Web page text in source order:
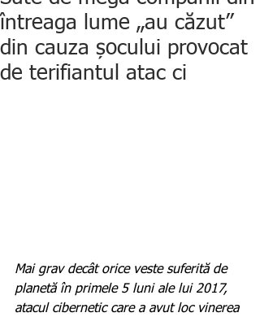
întreaga lume „au căzut”
din cauza șocului provocat
de terifiantul atac ci
Mai grav decât orice veste suferită de
planetă în primele 5 luni ale lui 2017,
atacul cibernetic care a avut loc vinerea